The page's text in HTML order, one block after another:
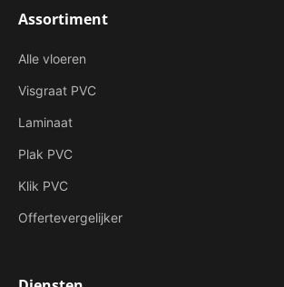
Assortiment
Alle vloeren
Visgraat PVC
Laminaat
Plak PVC
Klik PVC
Offertevergelijker